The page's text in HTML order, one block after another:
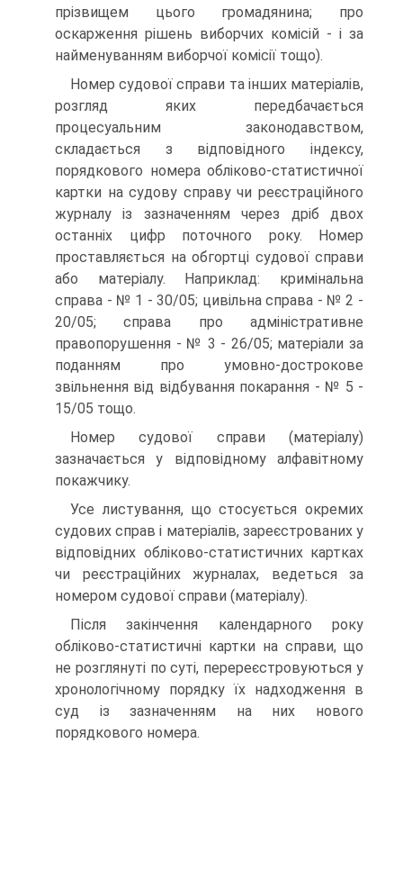
прізвищем цього громадянина; про
оскарження рішень виборчих комісій - і за
найменуванням виборчої комісії тощо).
Номер судової справи та інших матеріалів,
розгляд яких передбачається
процесуальним законодавством,
складається з відповідного індексу,
порядкового номера обліково-статистичної
картки на судову справу чи реєстраційного
журналу із зазначенням через дріб двох
останніх цифр поточного року. Номер
проставляється на обгортці судової справи
або матеріалу. Наприклад: кримінальна
справа - № 1 - 30/05; цивільна справа - № 2 -
20/05; справа про адміністративне
правопорушення - № 3 - 26/05; матеріали за
поданням про умовно-дострокове
звільнення від відбування покарання - № 5 -
15/05 тощо.
Номер судової справи (матеріалу)
зазначається у відповідному алфавітному
покажчику.
Усе листування, що стосується окремих
судових справ і матеріалів, зареєстрованих у
відповідних обліково-статистичних картках
чи реєстраційних журналах, ведеться за
номером судової справи (матеріалу).
Після закінчення календарного року
обліково-статистичні картки на справи, що
не розглянуті по суті, перереєстровуються у
хронологічному порядку їх надходження в
суд із зазначенням на них нового
порядкового номера.